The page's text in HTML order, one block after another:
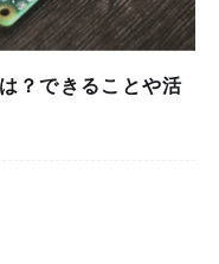
？できることや活